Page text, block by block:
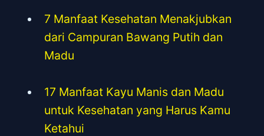
7 Manfaat Kesehatan Menakjubkan
dari Campuran Bawang Putih dan
Madu
17 Manfaat Kayu Manis dan Madu
untuk Kesehatan yang Harus Kamu
Ketahui